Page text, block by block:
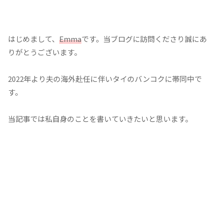
はじめまして、 Emmaです。当ブログに訪問くださり誠にあ
りがとうございます。
2022年より夫の海外赴任に伴いタイのバンコクに帯同中で
す。
当記事では私自身のことを書いていきたいと思います。